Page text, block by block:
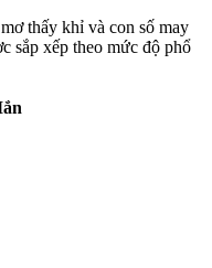
thấy khỉ và con số may
sắp xếp theo mức độ phổ